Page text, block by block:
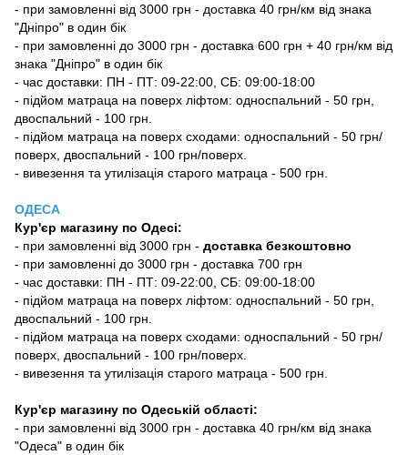
- при замовленні від 3000 грн - доставка 40 грн/км від знака
"Дніпро" в один бік
- при замовленні до 3000 грн - доставка 600 грн + 40 грн/км від
знака "Дніпро" в один бік
- час доставки: ПН - ПТ: 09-22:00, СБ: 09:00-18:00
- підйом матраца на поверх ліфтом: односпальний - 50 грн,
двоспальний - 100 грн.
- підйом матраца на поверх сходами: односпальний - 50 грн/
поверх, двоспальний - 100 грн/поверх.
- вивезення та утилізація старого матраца - 500 грн.
ОДЕСА
Кур'єр магазину по Одесі:
- при замовленні від 3000 грн - доставка безкоштовно
- при замовленні до 3000 грн - доставка 700 грн
- час доставки: ПН - ПТ: 09-22:00, СБ: 09:00-18:00
- підйом матраца на поверх ліфтом: односпальний - 50 грн,
двоспальний - 100 грн.
- підйом матраца на поверх сходами: односпальний - 50 грн/
поверх, двоспальний - 100 грн/поверх.
- вивезення та утилізація старого матраца - 500 грн.
Кур'єр магазину по Одеській області:
- при замовленні від 3000 грн - доставка 40 грн/км від знака
"Одеса" в один бік